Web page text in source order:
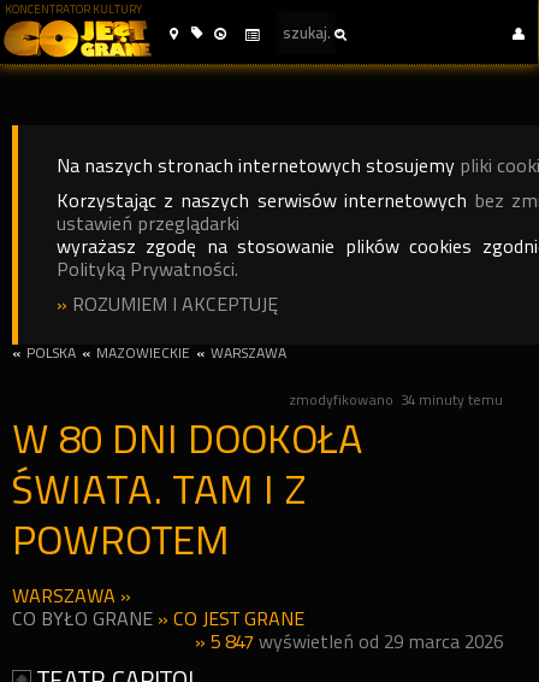
KONCENTRATOR KULTURY
Na naszych stronach internetowych stosujemy pliki
Korzystając z naszych serwisów internetowych bez
ustawień przeglądarki
wyrażasz zgodę na stosowanie plików cookies
Polityką Prywatności.
» ROZUMIEM I AKCEPTUJĘ
« POLSKA « MAZOWIECKIE « WARSZAWA
zmodyfikowano 34 minuty temu
W 80 DNI DOOKOŁA
ŚWIATA. TAM I Z
POWROTEM
WARSZAWA »
CO BYŁO GRANE » CO JEST GRANE
» 5 847 wyświetleń od 29 marca 2026